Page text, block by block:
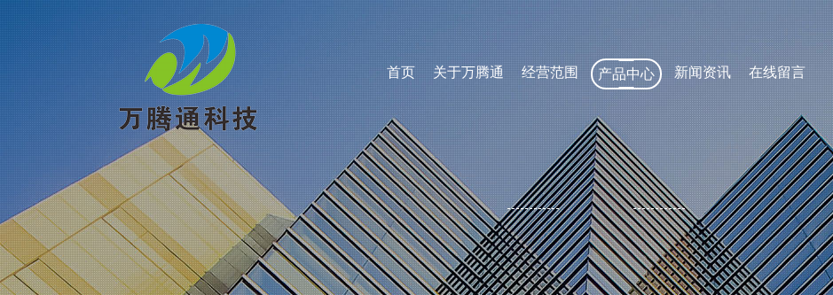
首页 关于万腾通 经营范围 产品中心 新闻资讯 在线留言